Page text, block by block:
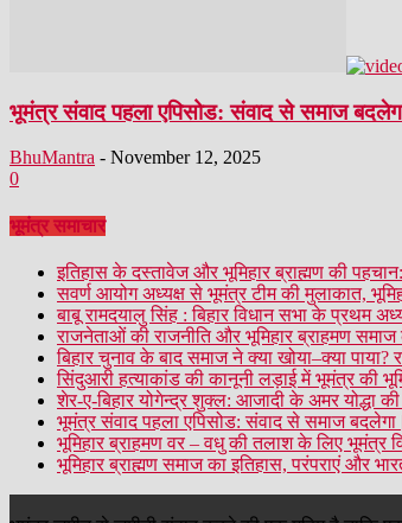
भूमंत्र संवाद पहला एपिसोड: संवाद से समाज
BhuMantra - November 12, 2025
0
भूमंत्र समाचार
इतिहास के दस्तावेज और भूमिहार ब्राह्मण की
सवर्ण आयोग अध्यक्ष से भूमंत्र टीम की मुलाकात,
बाबू रामदयालु सिंह : बिहार विधान सभा के प्रथम
राजनेताओं की राजनीति और भूमिहार ब्राहमण समाज
बिहार चुनाव के बाद समाज ने क्या खोया–क्या
सिंदुआरी हत्याकांड की कानूनी लड़ाई में भूमंत्र की
शेर-ए-बिहार योगेन्द्र शुक्ल: आजादी के अमर योद्धा
भूमंत्र संवाद पहला एपिसोड: संवाद से समाज बदलेगा
भूमिहार ब्राहमण वर – वधु की तलाश के लिए भूमंत्र
भूमिहार ब्राह्मण समाज का इतिहास, परंपराएं और